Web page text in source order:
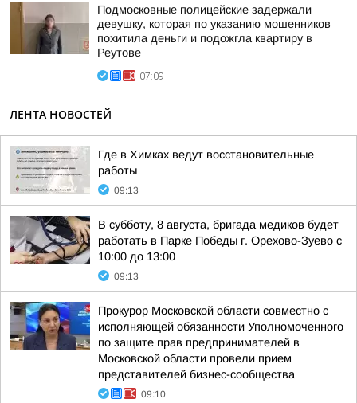
Подмосковные полицейские задержали
девушку, которая по указанию мошенников
похитила деньги и подожгла квартиру в
Реутове
07:09
ЛЕНТА НОВОСТЕЙ
Где в Химках ведут восстановительные
работы
09:13
В субботу, 8 августа, бригада медиков будет
работать в Парке Победы г. Орехово-Зуево с
10:00 до 13:00
09:13
Прокурор Московской области совместно с
исполняющей обязанности Уполномоченного
по защите прав предпринимателей в
Московской области провели прием
представителей бизнес-сообщества
09:10